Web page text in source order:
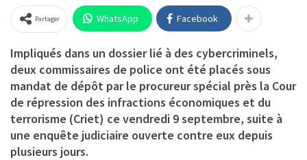
Partager WhatsApp Facebook
Impliqués dans un dossier lié à des cybercriminels,
deux commissaires de police ont été placés sous
mandat de dépôt par le procureur spécial près la Cour
de répression des infractions économiques et du
terrorisme (Criet) ce vendredi 9 septembre, suite à
une enquête judiciaire ouverte contre eux depuis
plusieurs jours.